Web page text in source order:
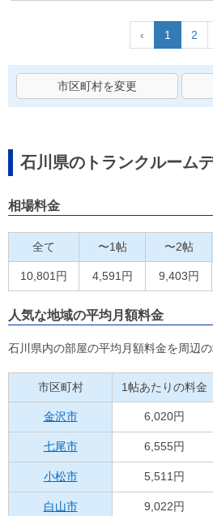
‹ 1 2
市区町村を変更
石川県のトランクルーム
相場料金
全て 〜1帖 〜2帖
10,801円 4,591円 9,403円
人気な地域の平均月額料金
石川県内の部屋の平均月額料金を周辺の
市区町村 1帖あたりの料金
金沢市 6,020円
七尾市 6,555円
小松市 5,511円
白山市 9,022円